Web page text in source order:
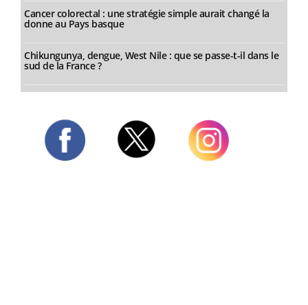
Cancer colorectal : une stratégie simple aurait changé la
donne au Pays basque
Chikungunya, dengue, West Nile : que se passe-t-il dans le
sud de la France ?